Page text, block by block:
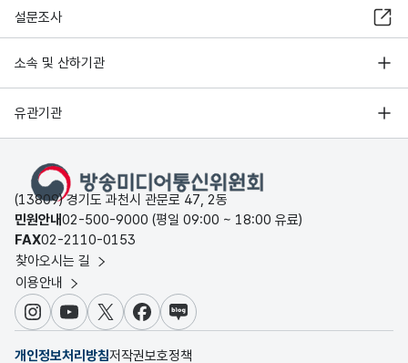
설문조사
소속 및 산하기관
유관기관
(13809) 경기도 과천시 관문로 47, 2동
민원안내02-500-9000 (평일 09:00 ~ 18:00 유료)
FAX02-2110-0153
찾아오시는 길
이용안내
인스타그램
유튜브X 페이스북
블로그
개인정보처리방침저작권보호정책